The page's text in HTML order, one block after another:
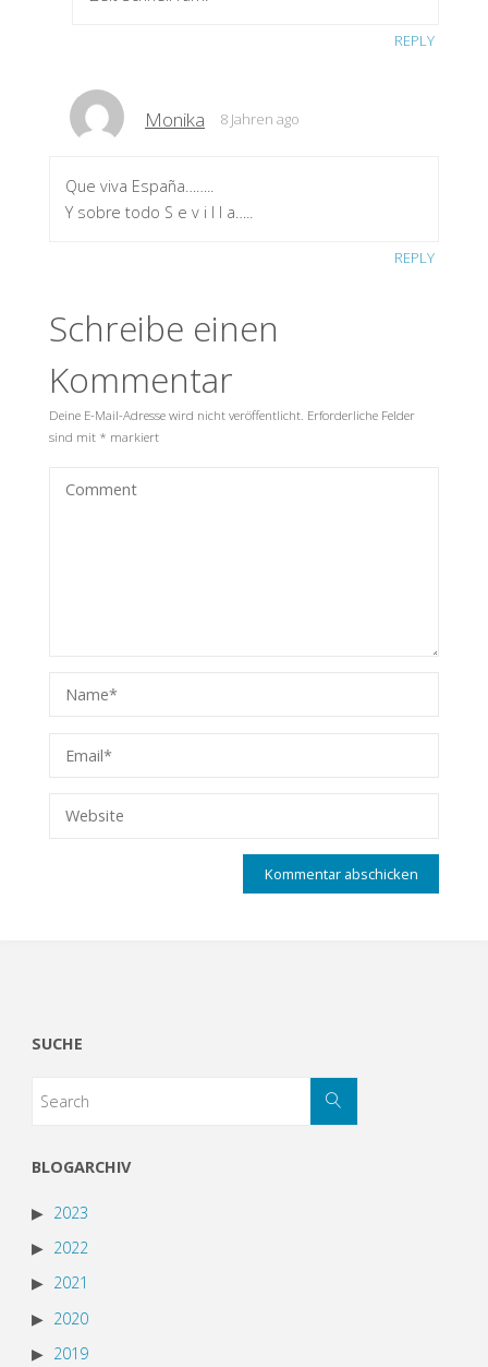
REPLY
Monika 8 Jahren ago
Que viva España……..
Y sobre todo S e v i l l a…..
REPLY
Schreibe einen
Kommentar
Deine E-Mail-Adresse wird nicht veröffentlicht. Erforderliche Felder
sind mit * markiert
SUCHE
BLOGARCHIV
2023
2022
2021
2020
2019